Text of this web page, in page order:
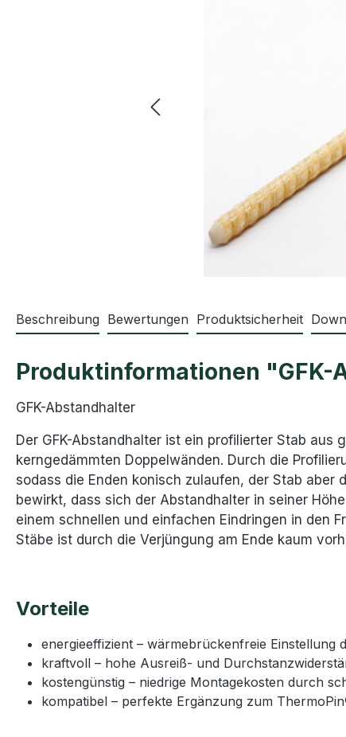
Beschreibung Bewertungen Produktsicherheit
Produktinformationen "GFK-
GFK-Abstandhalter
Der GFK-Abstandhalter ist ein profilierter Stab
kerngedämmten Doppelwänden. Durch die
sodass die Enden konisch zulaufen, der Stab
bewirkt, dass sich der Abstandhalter in seiner
einem schnellen und einfachen Eindringen in den
Stäbe ist durch die Verjüngung am Ende kaum
Vorteile
energieeffizient – wärmebrückenfreie Einstellung
kraftvoll – hohe Ausreiß- und
kostengünstig – niedrige Montagekosten durch
kompatibel – perfekte Ergänzung zum